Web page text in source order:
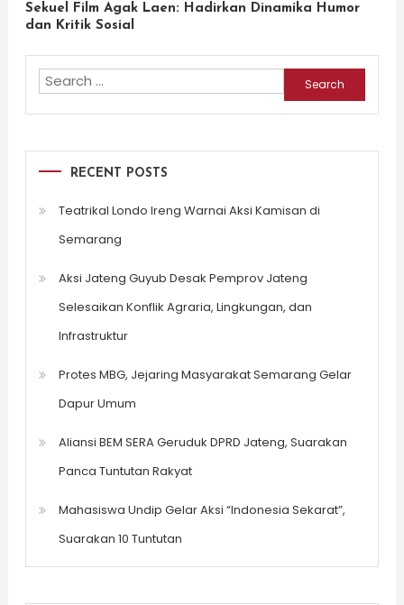
Sekuel Film Agak Laen: Hadirkan Dinamika Humor
dan Kritik Sosial
Search
for:
RECENT POSTS
Teatrikal Londo Ireng Warnai Aksi Kamisan di
Semarang
Aksi Jateng Guyub Desak Pemprov Jateng
Selesaikan Konflik Agraria, Lingkungan, dan
Infrastruktur
Protes MBG, Jejaring Masyarakat Semarang Gelar
Dapur Umum
Aliansi BEM SERA Geruduk DPRD Jateng, Suarakan
Panca Tuntutan Rakyat
Mahasiswa Undip Gelar Aksi “Indonesia Sekarat”,
Suarakan 10 Tuntutan